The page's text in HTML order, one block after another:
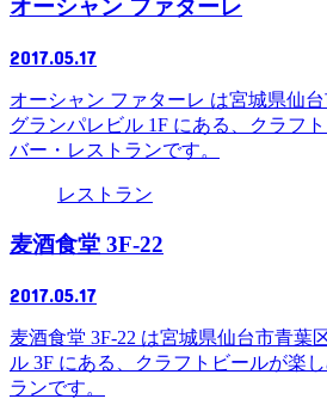
オーシャン ファターレ
2017.05.17
オーシャン ファターレ は宮城県仙
グランパレビル 1F にある、クラフ
バー・レストランです。
レストラン
麦酒食堂 3F-22
2017.05.17
麦酒食堂 3F-22 は宮城県仙台市青葉
ル 3F にある、クラフトビールが楽
ランです。